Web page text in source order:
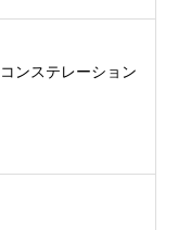
ンステレーション